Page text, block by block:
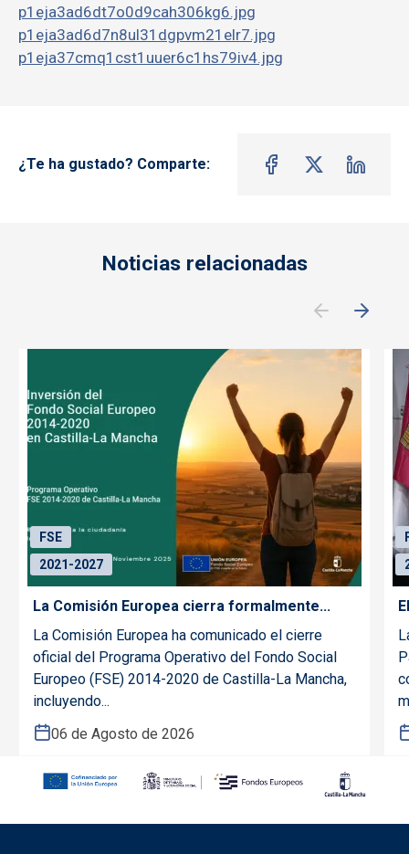
p1eja3ad6dt7o0d9cah306kg6.jpg
p1eja3ad6d7n8ul31dgpvm21elr7.jpg
p1eja37cmq1cst1uuer6c1hs79iv4.jpg
¿Te ha gustado? Comparte:
Noticias relacionadas
FSE
2021-2027
La Comisión Europea cierra formalmente...
La Comisión Europea ha comunicado el cierre
oficial del Programa Operativo del Fondo Social
Europeo (FSE) 2014-2020 de Castilla-La Mancha,
incluyendo...
06 de Agosto de 2026